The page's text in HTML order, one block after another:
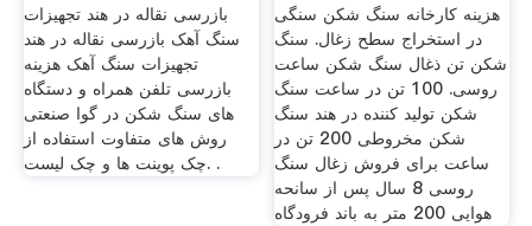
بازرسی نقاله در هند تجهیزات
سنگ آهک بازرسی نقاله در هند
تجهیزات سنگ آهک هزینه
بازرسی تلفن همراه و دستگاه
های سنگ شکن در گوا صنعتی
روش های متفاوت استفاده از
چک پوینت ها و چک لیست. .
هزینه کارخانه سنگ شکن سنگی
در استخراج سطح زغال. سنگ
شکن تن ذغال سنگ شکن ساعت
روسی. 100 تن در ساعت سنگ
شکن تولید کننده در هند سنگ
شکن مخروطی 200 تن در
ساعت برای فروش زغال سنگ
روسی 8 سال پس از سانحه
هوایی 200 متر به باند فرودگاه